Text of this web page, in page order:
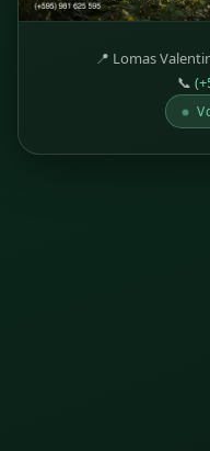
📍 Lomas
📞